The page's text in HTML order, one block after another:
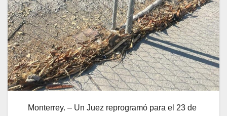
Monterrey. – Un Juez reprogramó para el 23 de